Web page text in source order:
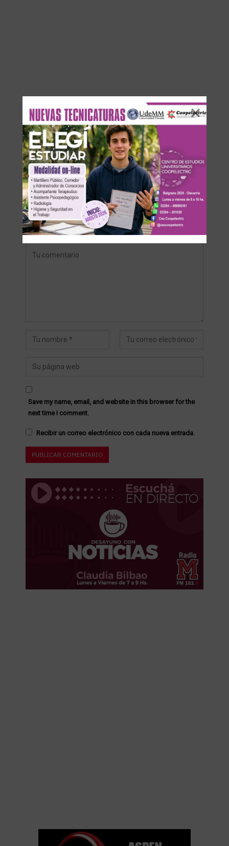
DEJA UNA RESPUESTA
Su dirección de correo electrónico no será publicada.
Save my name, email, and website in this browser for the
next time I comment.
Recibir un correo electrónico con cada nueva entrada.